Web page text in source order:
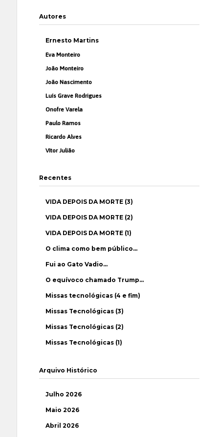
Autores
Ernesto Martins
Eva Monteiro
João Monteiro
João Nascimento
Luís Grave Rodrigues
Onofre Varela
Paulo Ramos
Ricardo Alves
Vítor Julião
Recentes
VIDA DEPOIS DA MORTE (3)
VIDA DEPOIS DA MORTE (2)
VIDA DEPOIS DA MORTE (1)
O clima como bem público…
Fui ao Gato Vadio…
O equívoco chamado Trump…
Missas tecnológicas (4 e fim)
Missas Tecnológicas (3)
Missas Tecnológicas (2)
Missas Tecnológicas (1)
Arquivo Histórico
Julho 2026
Maio 2026
Abril 2026